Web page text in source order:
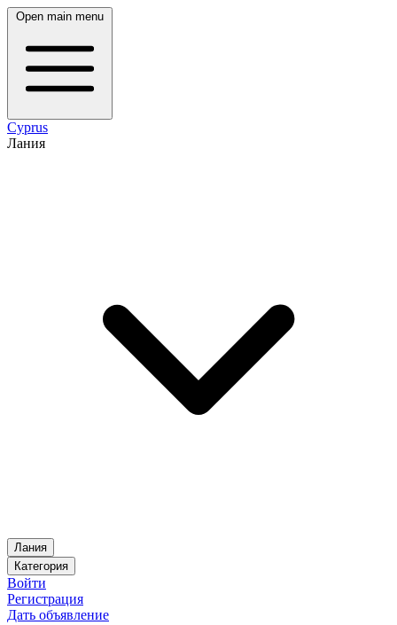
Open main menu
Cyprus
Лания
Лания
Категория
Войти
Регистрация
Дать объявление